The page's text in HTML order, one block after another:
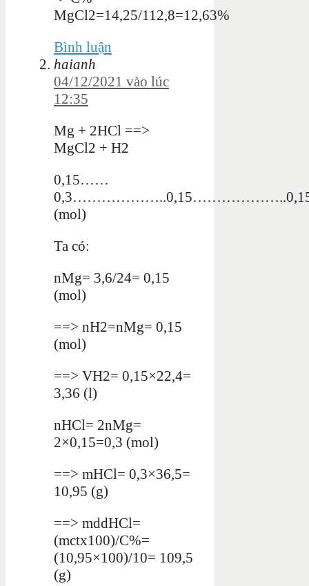
MgCl2=14,25/112,8=12,63%
Bình luận
haianh
04/12/2021 vào lúc
12:35
Mg + 2HCl ==>
MgCl2 + H2
0,15……
(mol)
Ta có:
nMg= 3,6/24= 0,15
(mol)
==> nH2=nMg= 0,15
(mol)
==> VH2= 0,15×22,4=
3,36 (l)
nHCl= 2nMg=
2×0,15=0,3 (mol)
==> mHCl= 0,3×36,5=
10,95 (g)
==> mddHCl=
(mctx100)/C%=
(10,95×100)/10= 109,5
(g)